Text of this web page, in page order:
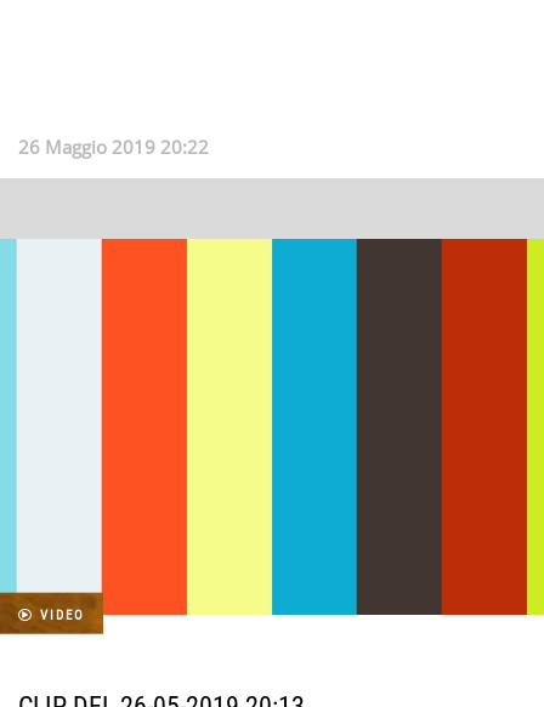
26 Maggio 2019 20:22
VIDEO